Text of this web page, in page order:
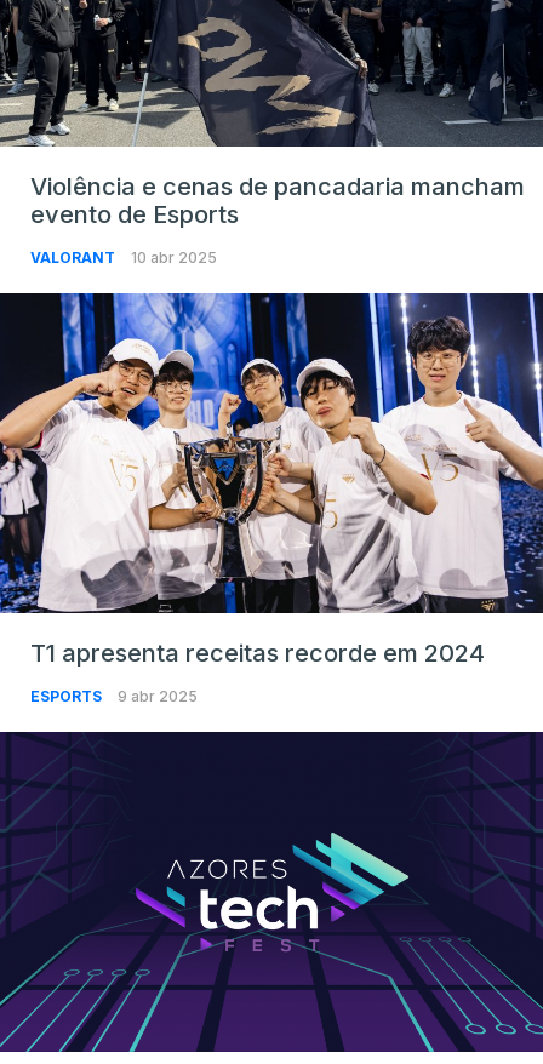
Violência e cenas de pancadaria mancham
evento de Esports
VALORANT 10 abr 2025
T1 apresenta receitas recorde em 2024
ESPORTS 9 abr 2025